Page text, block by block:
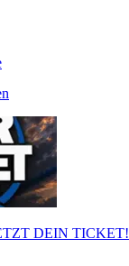
DEIN TICKET!